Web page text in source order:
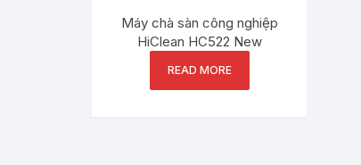
Máy chà sàn công nghiệp
HiClean HC522 New
READ MORE